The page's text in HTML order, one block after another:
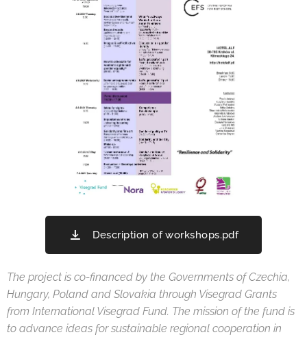
Description of workshops.pdf
The project is co-financed by the Governments of Czechia,
Hungary, Poland and Slovakia through Visegrad Grants
from International Visegrad Fund. The mission of the fund is
to advance ideas for sustainable regional cooperation in